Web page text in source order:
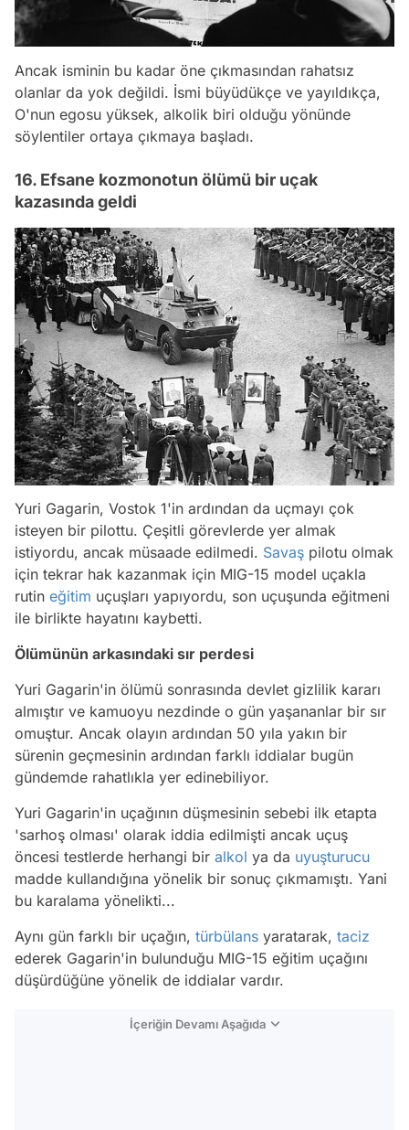
Ancak isminin bu kadar öne çıkmasından rahatsız
olanlar da yok değildi. İsmi büyüdükçe ve yayıldıkça,
O'nun egosu yüksek, alkolik biri olduğu yönünde
söylentiler ortaya çıkmaya başladı.
16. Efsane kozmonotun ölümü bir uçak
kazasında geldi
Yuri Gagarin, Vostok 1'in ardından da uçmayı çok
isteyen bir pilottu. Çeşitli görevlerde yer almak
istiyordu, ancak müsaade edilmedi. Savaş pilotu olmak
için tekrar hak kazanmak için MIG-15 model uçakla
rutin eğitim uçuşları yapıyordu, son uçuşunda eğitmeni
ile birlikte hayatını kaybetti.
Ölümünün arkasındaki sır perdesi
Yuri Gagarin'in ölümü sonrasında devlet gizlilik kararı
almıştır ve kamuoyu nezdinde o gün yaşananlar bir sır
omuştur. Ancak olayın ardından 50 yıla yakın bir
sürenin geçmesinin ardından farklı iddialar bugün
gündemde rahatlıkla yer edinebiliyor.
Yuri Gagarin'in uçağının düşmesinin sebebi ilk etapta
'sarhoş olması' olarak iddia edilmişti ancak uçuş
öncesi testlerde herhangi bir alkol ya da uyuşturucu
madde kullandığına yönelik bir sonuç çıkmamıştı. Yani
bu karalama yönelikti...
Aynı gün farklı bir uçağın, türbülans yaratarak, taciz
ederek Gagarin'in bulunduğu MIG-15 eğitim uçağını
düşürdüğüne yönelik de iddialar vardır.
İçeriğin Devamı Aşağıda